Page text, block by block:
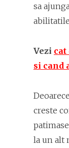
sa
Vezi cat
si cand
creste
la un alt